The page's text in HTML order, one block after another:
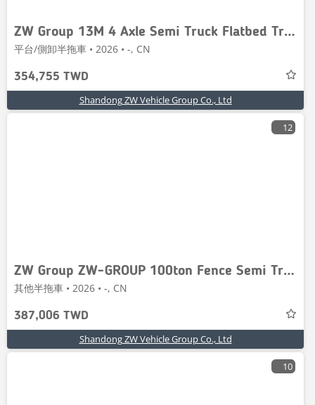
ZW Group 13M 4 Axle Semi Truck Flatbed Trailer
平台/側卸半拖車 • 2026 • -, CN
354,755 TWD
Shandong ZW Vehicle Group Co., Ltd
12
ZW Group ZW-GROUP 100ton Fence Semi Trailer
其他半拖車 • 2026 • -, CN
387,006 TWD
Shandong ZW Vehicle Group Co., Ltd
10